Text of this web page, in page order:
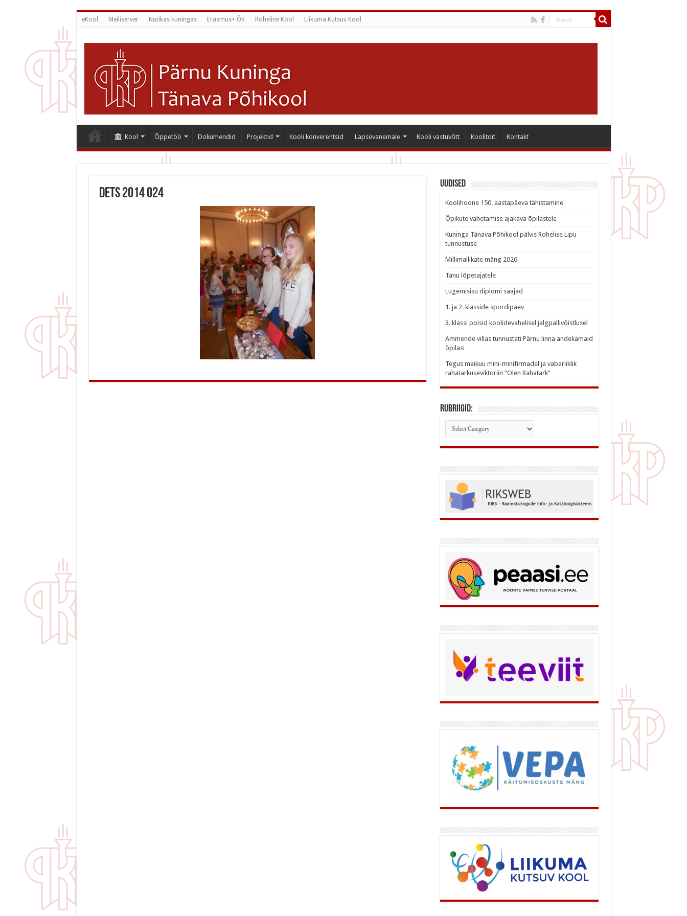
eKool Meiliserver Nutikas kuningas Erasmus+ ÕK Roheline Kool Liikuma Kutsuv Kool
Kool Õppetöö Dokumendid Projektid Kooli konverentsid Lapsevanemale Kooli vastuvõtt Koolitoit Kontakt
dets 2014 024
Uudised
Koolihoone 150. aastapäeva tähistamine
Õpikute vahetamise ajakava õpilastele
Kuninga Tänava Põhikool pälvis Rohelise Lipu
tunnustuse
Millimallikate mäng 2026
Tänu lõpetajatele
Lugemisisu diplomi saajad
1. ja 2. klasside spordipäev
3. klassi poisid koolidevahelisel jalgpallivõistlusel
Ammende villas tunnustati Pärnu linna andekamaid
õpilasi
Tegus maikuu mini-minifirmadel ja vabariiklik
rahatarkuseviktoriin “Olen Rahatark”
Rubriigid:
Rubriigid: